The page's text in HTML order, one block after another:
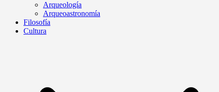
Arqueología
Arqueoastronomía
Filosofía
Cultura